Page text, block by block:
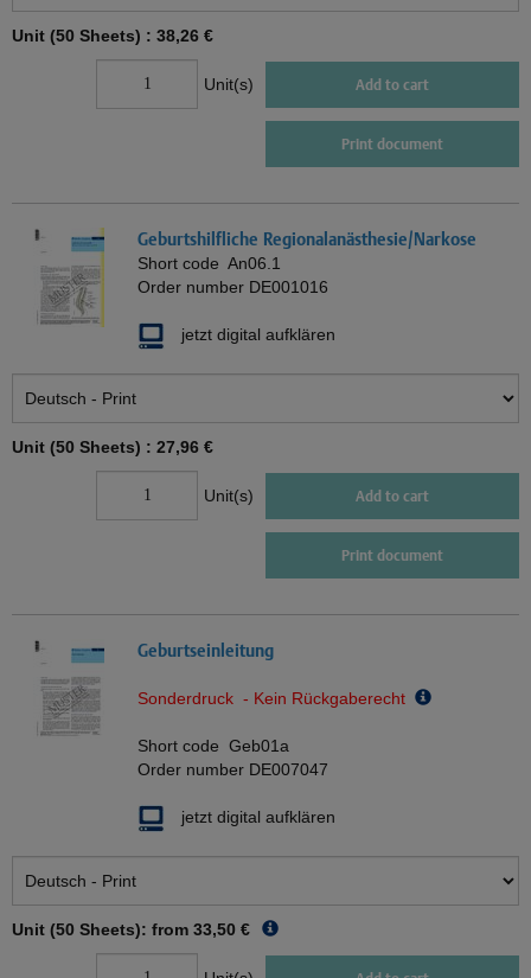
Unit (50 Sheets) : 38,26 €
Unit(s) Add to cart
Print document
Geburtshilfliche Regionalanästhesie/Narkose
Short code An06.1
Order number DE001016
jetzt digital aufklären
Unit (50 Sheets) : 27,96 €
Unit(s) Add to cart
Print document
Geburtseinleitung
Sonderdruck - Kein Rückgaberecht
Short code Geb01a
Order number DE007047
jetzt digital aufklären
Unit (50 Sheets): from 33,50 €